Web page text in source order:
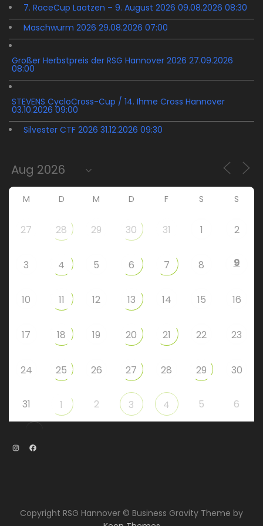
7. RaceCup Laatzen – 9. August 2026 09.08.2026 08:30
Maschwurm 2026 29.08.2026 07:00
Großer Herbstpreis der RSG Hannover 2026 27.09.2026
08:00
STEVENS CycloCross-Cup / 14. Ihme Cross Hannover
03.10.2026 09:00
Silvester CTF 2026 31.12.2026 09:30
M D M D F S S
27 28 29 30 31 1 2
3 4 5 6 7 8 9
10 11 12 13 14 15 16
17 18 19 20 21 22 23
24 25 26 27 28 29 30
31 1 2 3 4 5 6
Copyright RSG Hannover © Business Gravity Theme by